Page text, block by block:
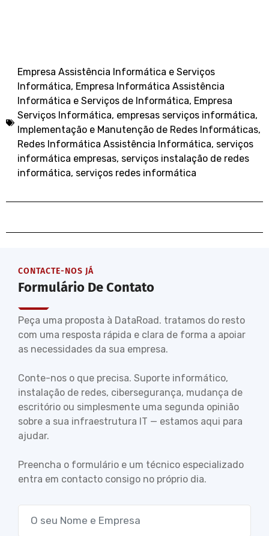
Empresa Assistência Informática e Serviços
Informática, Empresa Informática Assistência
Informática e Serviços de Informática, Empresa
Serviços Informática, empresas serviços informática,
Implementação e Manutenção de Redes Informáticas,
Redes Informática Assistência Informática, serviços
informática empresas, serviços instalação de redes
informática, serviços redes informática
CONTACTE-NOS JÁ
Formulário De Contato
Peça uma proposta à DataRoad. tratamos do resto
com uma resposta rápida e clara de forma a apoiar
as necessidades da sua empresa.
Conte-nos o que precisa. Suporte informático,
instalação de redes, cibersegurança, mudança de
escritório ou simplesmente uma segunda opinião
sobre a sua infraestrutura IT — estamos aqui para
ajudar.
Preencha o formulário e um técnico especializado
entra em contacto consigo no próprio dia.